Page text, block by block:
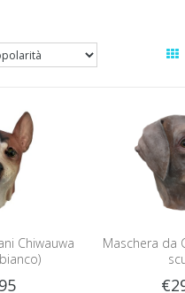
Chiwauwa
Maschera da